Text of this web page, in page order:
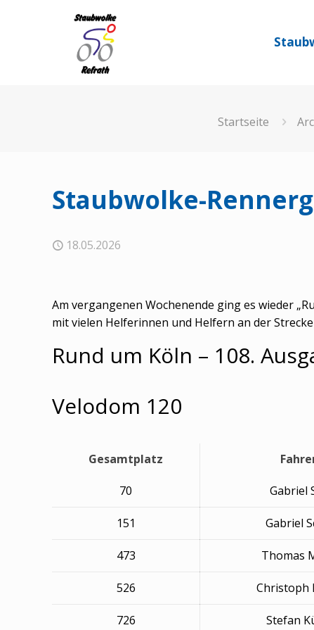
Startseite
Staubwolke-
18.05.2026
Am vergangenen Wochenende ging es wieder
mit vielen Helferinnen und Helfern an der
Rund um Köln – 108.
Velodom 120
Gesamtplatz
70 Gabriel
151 Gabriel
473 Thomas
526 Christoph
726 Stefan